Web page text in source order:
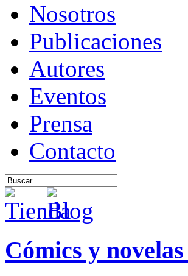
Nosotros
Publicaciones
Autores
Eventos
Prensa
Contacto
Cómics y